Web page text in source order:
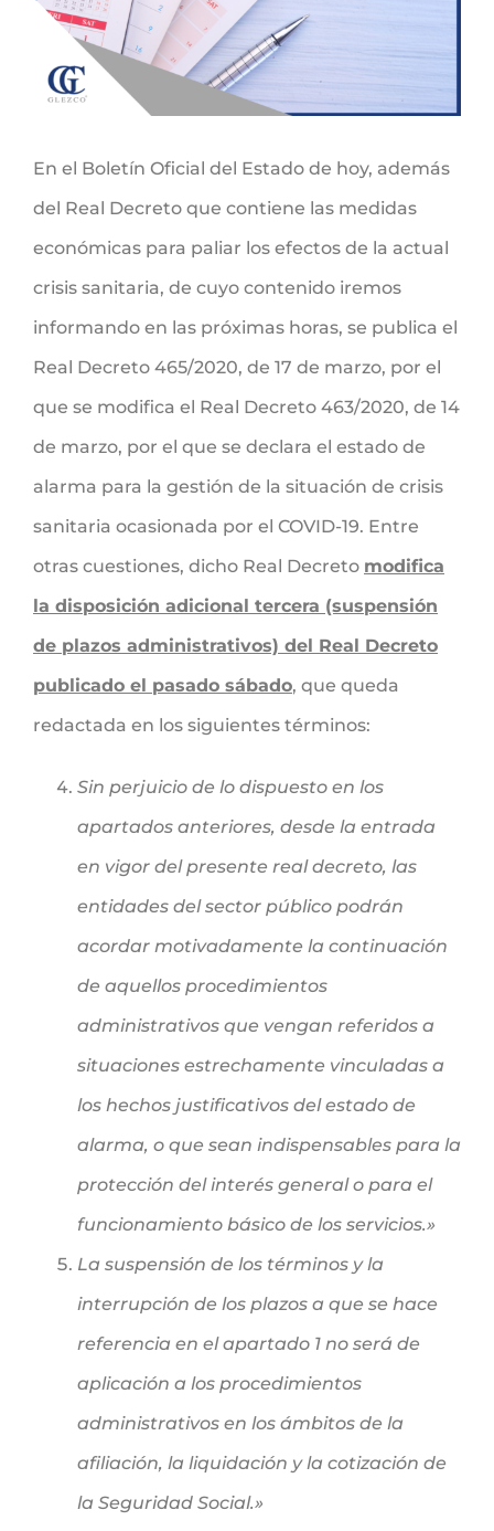
grande
En el Boletín Oficial del Estado de hoy, además
del Real Decreto que contiene las medidas
económicas para paliar los efectos de la actual
crisis sanitaria, de cuyo contenido iremos
informando en las próximas horas, se publica el
Real Decreto 465/2020, de 17 de marzo, por el
que se modifica el Real Decreto 463/2020, de 14
de marzo, por el que se declara el estado de
alarma para la gestión de la situación de crisis
sanitaria ocasionada por el COVID-19. Entre
otras cuestiones, dicho Real Decreto modifica
la disposición adicional tercera (suspensión
de plazos administrativos) del Real Decreto
publicado el pasado sábado, que queda
redactada en los siguientes términos:
Sin perjuicio de lo dispuesto en los
apartados anteriores, desde la entrada
en vigor del presente real decreto, las
entidades del sector público podrán
acordar motivadamente la continuación
de aquellos procedimientos
administrativos que vengan referidos a
situaciones estrechamente vinculadas a
los hechos justificativos del estado de
alarma, o que sean indispensables para la
protección del interés general o para el
funcionamiento básico de los servicios.»
La suspensión de los términos y la
interrupción de los plazos a que se hace
referencia en el apartado 1 no será de
aplicación a los procedimientos
administrativos en los ámbitos de la
afiliación, la liquidación y la cotización de
la Seguridad Social.»